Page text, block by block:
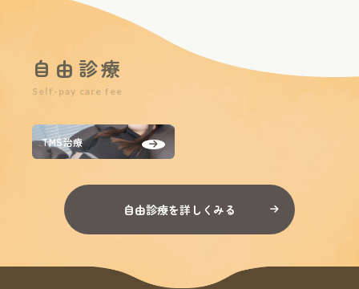
自由診療
Self-pay care fee
TMS治療
自由診療を詳しくみる